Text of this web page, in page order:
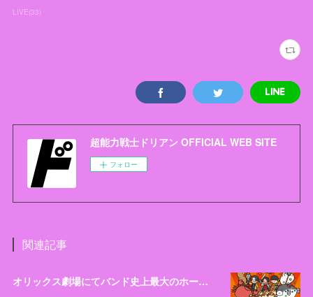
LIVE(33)
超能力戦士ドリアン OFFICIAL WEB SITE
フォロー
関連記事
オリックス劇場にてバンド史上最大のホールワンマンライブ「全員集合！オオサカーニバル」開催決定！